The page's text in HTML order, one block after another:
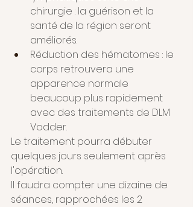
chirurgie : la guérison et la
santé de la région seront
améliorés.
Réduction des hématomes : le
corps retrouvera une
apparence normale
beaucoup plus rapidement
avec des traitements de DLM
Vodder.
Le traitement pourra débuter
quelques jours seulement après
l'opération.
Il faudra compter une dizaine de
séances, rapprochées les 2